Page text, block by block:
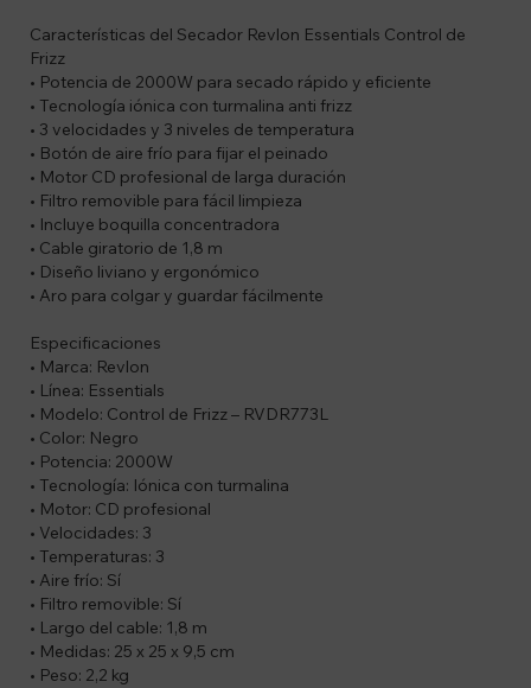
Características del Secador Revlon Essentials Control de
Frizz
• Potencia de 2000W para secado rápido y eficiente
• Tecnología iónica con turmalina anti frizz
• 3 velocidades y 3 niveles de temperatura
• Botón de aire frío para fijar el peinado
• Motor CD profesional de larga duración
• Filtro removible para fácil limpieza
• Incluye boquilla concentradora
• Cable giratorio de 1,8 m
• Diseño liviano y ergonómico
• Aro para colgar y guardar fácilmente
Especificaciones
• Marca: Revlon
• Línea: Essentials
• Modelo: Control de Frizz – RVDR773L
• Color: Negro
• Potencia: 2000W
• Tecnología: Iónica con turmalina
• Motor: CD profesional
• Velocidades: 3
• Temperaturas: 3
• Aire frío: Sí
• Filtro removible: Sí
• Largo del cable: 1,8 m
• Medidas: 25 x 25 x 9,5 cm
• Peso: 2,2 kg